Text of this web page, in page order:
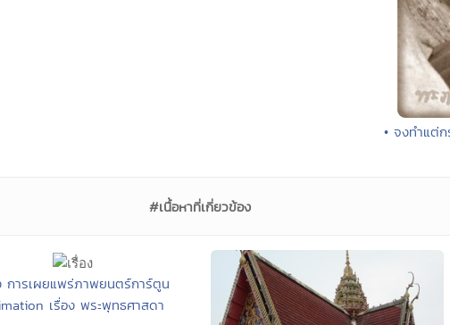
• จงทำแต่
#เนื้อหาที่เกี่ยวข้อง
การเผยแพร่ภาพยนตร์การ์ตูน
เรื่อง พระพุทธศาสดา